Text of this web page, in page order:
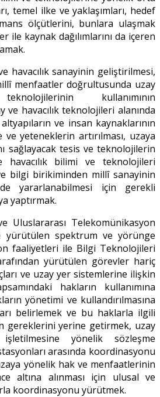
temel ilke ve yaklaşımları, hedef
ölçütlerini, bunlara ulaşmak
ile kaynak dağılımlarını da içeren
havacılık sanayinin geliştirilmesi,
menfaatler doğrultusunda uzay
kullanımının
ve havacılık teknolojileri alanında
ve insan kaynaklarının
yeteneklerin artırılması, uzaya
sağlayacak tesis ve teknolojilerin
havacılık bilimi ve teknolojileri
bilgi birikiminden millî sanayinin
yararlanabilmesi için gerekli
yaptırmak.
Uluslararası Telekomünikasyon
yürütülen spektrum ve yörünge
faaliyetleri ile Bilgi Teknolojileri
yürütülen görevler hariç
ve uzay yer sistemlerine ilişkin
hakların kullanımına
yönetimi ve kullandırılmasına
belirlemek ve bu haklarla ilgili
gereklerini yerine getirmek, uzay
yönelik sözleşme
arasında koordinasyonu
yönelik hak ve menfaatlerinin
altına alınması için ulusal ve
koordinasyonu yürütmek.